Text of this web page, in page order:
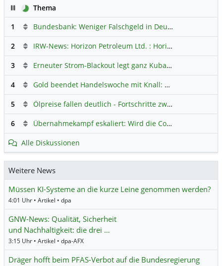
PauseThema
1
Bundesbank: Weniger Falschgeld in Deutschland
2 IRW-News: Horizon Petroleum Ltd. : Horizon Petroleum beginnt mit der Testförderung im Projekt Lachowice in Polen und schließt die Platzierung einer überzeichneten Wandelanleihe ab
3 Erneuter Strom-Blackout legt ganz Kuba lahm
4 Gold beendet Handelswoche mit Knall: Barrick Mining – Ist diese Aktie wieder ein Kauf?
5 Ölpreise fallen deutlich - Fortschritte zwischen USA und Iran belasten
6 Übernahmekampf eskaliert: Wird die Commerzbank italienisch?
Alle Diskussionen
Weitere News
Müssen KI-Systeme an die kurze Leine genommen werden?
4:01 Uhr • Artikel • dpa
GNW-News: Qualität, Sicherheit
und Nachhaltigkeit: die drei …
3:15 Uhr • Artikel • dpa-AFX
Dräger hofft beim PFAS-Verbot auf die Bundesregierung